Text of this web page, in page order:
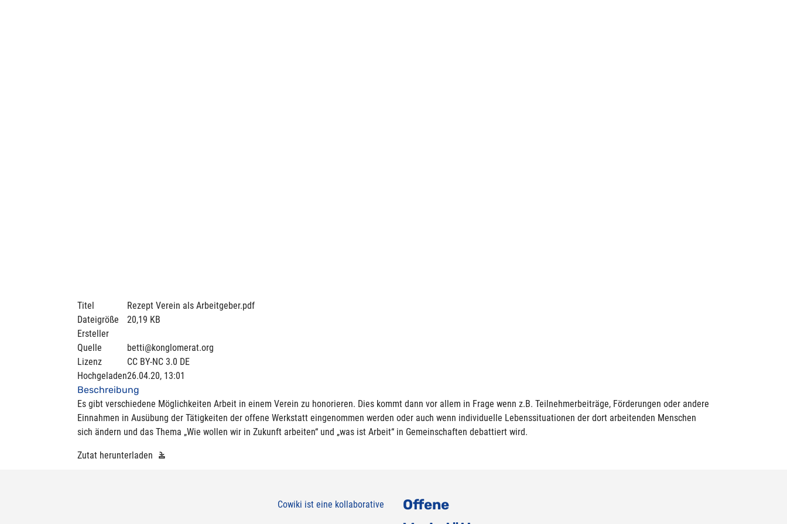
Titel
Rezept Verein als Arbeitgeber.pdf
Dateigröße
20,19 KB
Ersteller
Quelle
betti@konglomerat.org
Lizenz
CC BY-NC 3.0 DE
Hochgeladen26.04.20, 13:01
Beschreibung
Es gibt verschiedene Möglichkeiten Arbeit in einem Verein zu honorieren. Dies kommt dann vor allem in Frage wenn z.B. Teilnehmerbeiträge, Förderungen oder andere
Einnahmen in Ausübung der Tätigkeiten der offene Werkstatt eingenommen werden oder auch wenn individuelle Lebenssituationen der dort arbeitenden Menschen
sich ändern und das Thema „Wie wollen wir in Zukunft arbeiten“ und „was ist Arbeit“ in Gemeinschaften debattiert wird.
Zutat herunterladen
Cowiki ist eine kollaborative
Offene